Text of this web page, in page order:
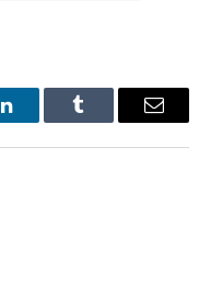
LinkedInTumblr Email